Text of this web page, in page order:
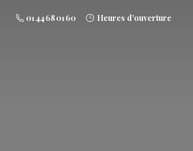
01 44 68 01 60 Heures d'ouverture